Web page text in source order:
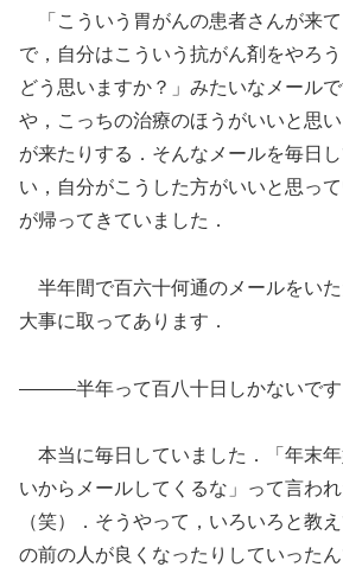
「こういう胃がんの患者さんが来て
で，自分はこういう抗がん剤をやろ
どう思いますか？」みたいなメール
や，こっちの治療のほうがいいと思
が来たりする．そんなメールを毎日
い，自分がこうした方がいいと思っ
が帰ってきていました．
半年間で百六十何通のメールをい
大事に取ってあります．
―――半年って百八十日しかないです
本当に毎日していました．「年末
いからメールしてくるな」って言わ
（笑）．そうやって，いろいろと教
の前の人が良くなったりしていったん